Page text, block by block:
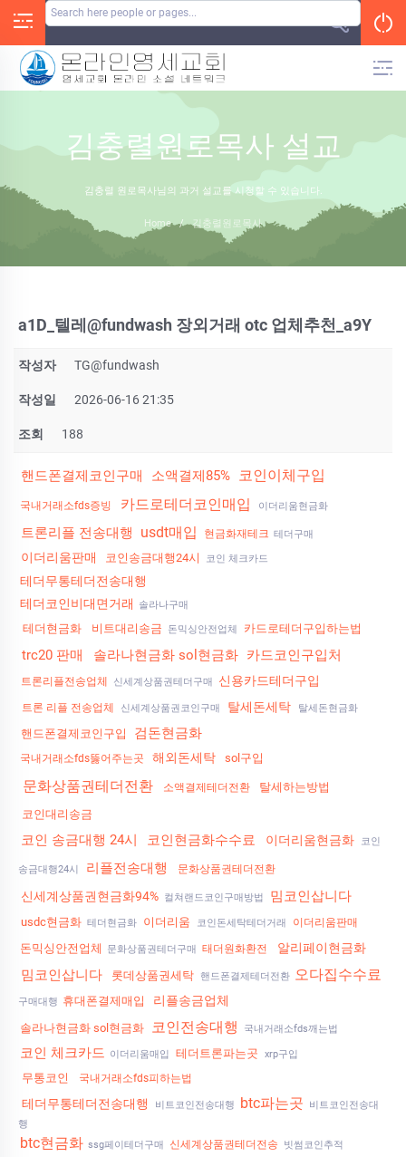
김충렬원로목사 설교
김충렬 원로목사님의 과거 설교를 시청할 수 있습니다.
Home / 김충렬원로목사
a1D_텔레@fundwash 장외거래 otc 업체추천_a9Y
작성자 TG@fundwash
작성일 2026-06-16 21:35
조회 188
핸드폰결제코인구매 소액결제85% 코인이체구입
국내거래소fds증빙 카드로테더코인매입 이더리움현금화
트론리플 전송대행 usdt매입 현금화재테크 테더구매
이더리움판매 코인송금대행24시 코인 체크카드
테더무통테더전송대행
테더코인비대면거래
솔라나구매
테더현금화 비트대리송금 돈믹싱안전업체 카드로테더구입하는법
trc20 판매 솔라나현금화 sol현금화 카드코인구입처
트론리플전송업체 신세계상품권테더구매 신용카드테더구입
트론 리플 전송업체 신세계상품권코인구매 탈세돈세탁 탈세돈현금화
핸드폰결제코인구입 검돈현금화
국내거래소fds뚫어주는곳 해외돈세탁 sol구입
문화상품권테더전환 소액결제테더전환
탈세하는방법
코인대리송금
코인 송금대행 24시 코인현금화수수료 이더리움현금화 코인
송금대행24시 리플전송대행 문화상품권테더전환
신세계상품권현금화94% 컬쳐랜드코인구매방법 밈코인삽니다
usdc현금화 테더현금화 이더리움 코인돈세탁테더거래 이더리움판매
돈믹싱안전업체 문화상품권테더구매 태더원화환전 알리페이현금화
밈코인삽니다 롯데상품권세탁 핸드폰결제테더전환 오다집수수료
구매대행 휴대폰결제매입 리플송금업체
솔라나현금화 sol현금화 코인전송대행 국내거래소fds깨는법
코인 체크카드 이더리움매입 테더트론파는곳 xrp구입
무통코인 국내거래소fds피하는법
테더무통테더전송대행 비트코인전송대행 btc파는곳
비트코인전송대
행
btc현금화 ssg페이테더구매 신세계상품권테더전송 빗썸코인추적